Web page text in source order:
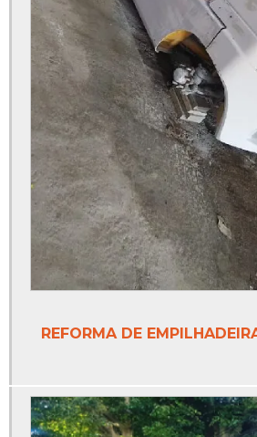
REFORMA DE